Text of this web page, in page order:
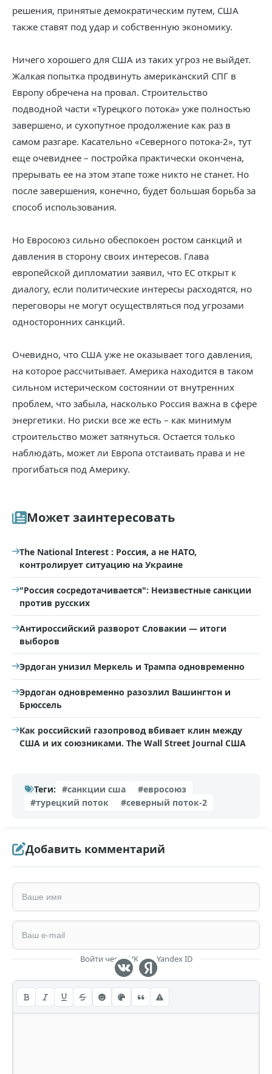
решения, принятые демократическим путем, США
также ставят под удар и собственную экономику.
Ничего хорошего для США из таких угроз не выйдет.
Жалкая попытка продвинуть американский СПГ в
Европу обречена на провал. Строительство
подводной части «Турецкого потока» уже полностью
завершено, и сухопутное продолжение как раз в
самом разгаре. Касательно «Северного потока-2», тут
еще очевиднее – постройка практически окончена,
прерывать ее на этом этапе тоже никто не станет. Но
после завершения, конечно, будет большая борьба за
способ использования.
Но Евросоюз сильно обеспокоен ростом санкций и
давления в сторону своих интересов. Глава
европейской дипломатии заявил, что ЕС открыт к
диалогу, если политические интересы расходятся, но
переговоры не могут осуществляться под угрозами
односторонних санкций.
Очевидно, что США уже не оказывает того давления,
на которое рассчитывает. Америка находится в таком
сильном истерическом состоянии от внутренних
проблем, что забыла, насколько Россия важна в сфере
энергетики. Но риски все же есть – как минимум
строительство может затянуться. Остается только
наблюдать, может ли Европа отстаивать права и не
прогибаться под Америку.
Может заинтересовать
The National Interest : Россия, а не НАТО,
контролирует ситуацию на Украине
"Россия сосредотачивается": Неизвестные санкции
против русских
Антироссийский разворот Словакии — итоги
выборов
Эрдоган унизил Меркель и Трампа одновременно
Эрдоган одновременно разозлил Вашингтон и
Брюссель
Как российский газопровод вбивает клин между
США и их союзниками. The Wall Street Journal США
Теги: #санкции сша
#евросоюз
#турецкий поток
#северный поток-2
Добавить комментарий
Войти через VK или Yandex ID